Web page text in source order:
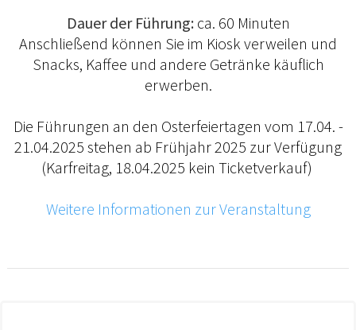
Dauer der Führung:ca. 60 Minuten
Anschließend können Sie im Kiosk verweilen und
Snacks, Kaffee und andere Getränke käuflich
erwerben.
Die Führungen an den Osterfeiertagen vom 17.04. -
21.04.2025 stehen ab Frühjahr 2025 zur Verfügung
(Karfreitag, 18.04.2025 kein Ticketverkauf)
Weitere Informationen zur Veranstaltung